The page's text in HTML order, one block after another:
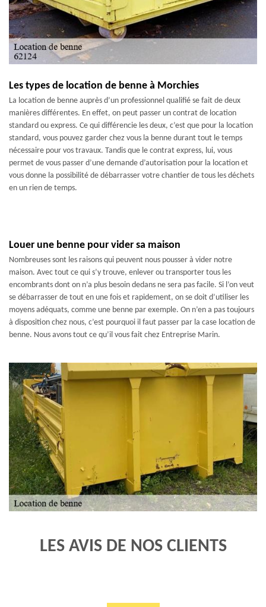
Les types de location de benne à Morchies
La location de benne auprès d’un professionnel qualifié se fait de deux
manières différentes. En effet, on peut passer un contrat de location
standard ou express. Ce qui différencie les deux, c’est que pour la location
standard, vous pouvez garder chez vous la benne durant tout le temps
nécessaire pour vos travaux. Tandis que le contrat express, lui, vous
permet de vous passer d’une demande d’autorisation pour la location et
vous donne la possibilité de débarrasser votre chantier de tous les déchets
en un rien de temps.
Louer une benne pour vider sa maison
Nombreuses sont les raisons qui peuvent nous pousser à vider notre
maison. Avec tout ce qui s’y trouve, enlever ou transporter tous les
encombrants dont on n’a plus besoin dedans ne sera pas facile. Si l’on veut
se débarrasser de tout en une fois et rapidement, on se doit d’utiliser les
moyens adéquats, comme une benne par exemple. On n’en a pas toujours
à disposition chez nous, c’est pourquoi il faut passer par la case location de
benne. Nous avons tout ce qu’il vous fait chez Entreprise Marin.
LES AVIS DE NOS CLIENTS